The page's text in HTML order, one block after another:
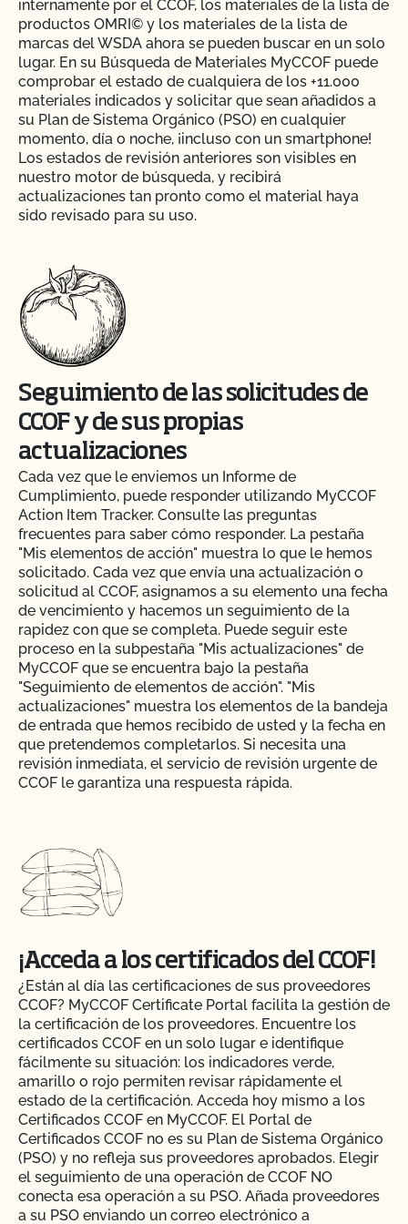
internamente por el CCOF, los materiales de la lista de
productos OMRI© y los materiales de la lista de
marcas del WSDA ahora se pueden buscar en un solo
lugar. En su Búsqueda de Materiales MyCCOF puede
comprobar el estado de cualquiera de los +11.000
materiales indicados y solicitar que sean añadidos a
su Plan de Sistema Orgánico (PSO) en cualquier
momento, día o noche, ¡incluso con un smartphone!
Los estados de revisión anteriores son visibles en
nuestro motor de búsqueda, y recibirá
actualizaciones tan pronto como el material haya
sido revisado para su uso.
Seguimiento de las solicitudes de
CCOF y de sus propias
actualizaciones
Cada vez que le enviemos un Informe de
Cumplimiento, puede responder utilizando MyCCOF
Action Item Tracker. Consulte las preguntas
frecuentes para saber cómo responder. La pestaña
"Mis elementos de acción" muestra lo que le hemos
solicitado. Cada vez que envía una actualización o
solicitud al CCOF, asignamos a su elemento una fecha
de vencimiento y hacemos un seguimiento de la
rapidez con que se completa. Puede seguir este
proceso en la subpestaña "Mis actualizaciones" de
MyCCOF que se encuentra bajo la pestaña
"Seguimiento de elementos de acción". "Mis
actualizaciones" muestra los elementos de la bandeja
de entrada que hemos recibido de usted y la fecha en
que pretendemos completarlos. Si necesita una
revisión inmediata, el servicio de revisión urgente de
CCOF le garantiza una respuesta rápida.
¡Acceda a los certificados del CCOF!
¿Están al día las certificaciones de sus proveedores
CCOF? MyCCOF Certificate Portal facilita la gestión de
la certificación de los proveedores. Encuentre los
certificados CCOF en un solo lugar e identifique
fácilmente su situación: los indicadores verde,
amarillo o rojo permiten revisar rápidamente el
estado de la certificación. Acceda hoy mismo a los
Certificados CCOF en MyCCOF. El Portal de
Certificados CCOF no es su Plan de Sistema Orgánico
(PSO) y no refleja sus proveedores aprobados. Elegir
el seguimiento de una operación de CCOF NO
conecta esa operación a su PSO. Añada proveedores
a su PSO enviando un correo electrónico a
Action Item Tracker - ¿Qué es y cómo se utiliza?